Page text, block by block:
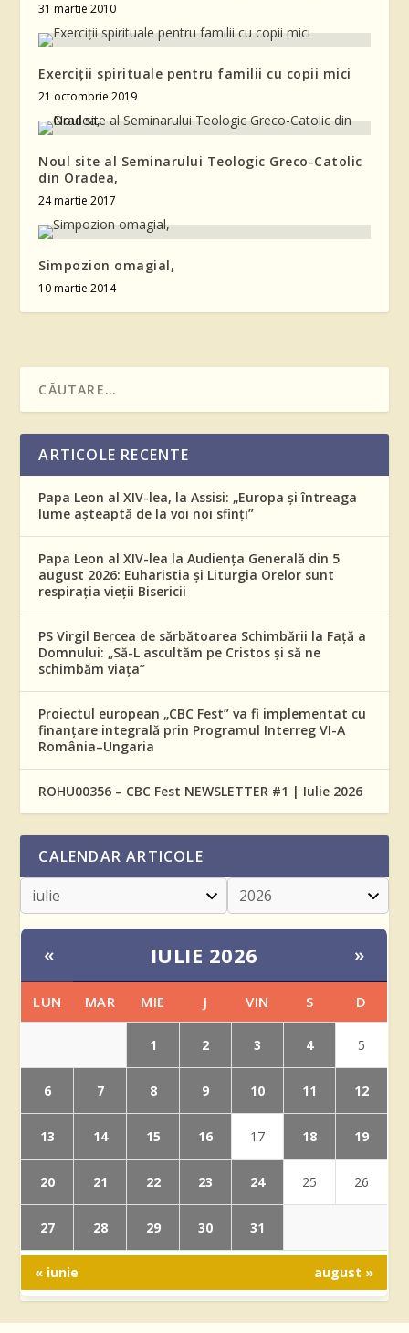
31 martie 2010
Exerciții spirituale pentru familii cu copii mici
21 octombrie 2019
Noul site al Seminarului Teologic Greco-Catolic
din Oradea,
24 martie 2017
Simpozion omagial,
10 martie 2014
ARTICOLE RECENTE
Papa Leon al XIV-lea, la Assisi: „Europa și întreaga
lume așteaptă de la voi noi sfinți”
Papa Leon al XIV-lea la Audiența Generală din 5
august 2026: Euharistia și Liturgia Orelor sunt
respirația vieții Bisericii
PS Virgil Bercea de sărbătoarea Schimbării la Față a
Domnului: „Să-L ascultăm pe Cristos și să ne
schimbăm viața”
Proiectul european „CBC Fest” va fi implementat cu
finanțare integrală prin Programul Interreg VI-A
România–Ungaria
ROHU00356 – CBC Fest NEWSLETTER #1 | Iulie 2026
CALENDAR ARTICOLE
« IULIE 2026 »
LUN MAR MIE J VIN S D
1 2 3 4 5
6 7 8 9 10 11 12
13 14 15 16 17 18 19
20 21 22 23 24 25 26
27 28 29 30 31
« iunie august »